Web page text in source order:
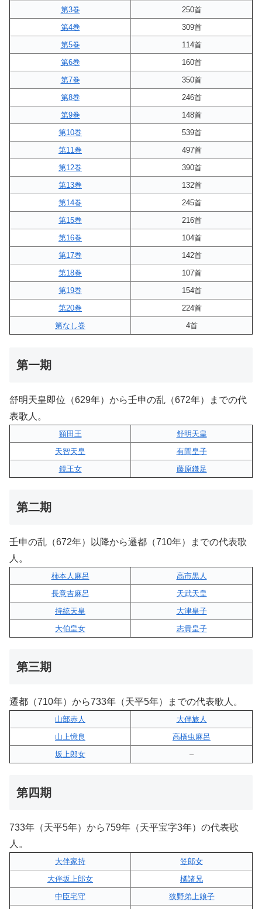
第3巻
250首
第4巻
309首
第5巻
114首
第6巻
160首
第7巻
350首
第8巻
246首
第9巻
148首
第10巻
539首
第11巻
497首
第12巻
390首
第13巻
132首
第14巻
245首
第15巻
216首
第16巻
104首
第17巻
142首
第18巻
107首
第19巻
154首
第20巻
224首
第なし巻
4首
第一期
舒明天皇即位（629年）から壬申の乱（672年）までの代
表歌人。
額田王
舒明天皇
天智天皇
有間皇子
鏡王女
藤原鎌足
第二期
壬申の乱（672年）以降から遷都（710年）までの代表歌
人。
柿本人麻呂
高市黒人
長意吉麻呂
天武天皇
持統天皇
大津皇子
大伯皇女
志貴皇子
第三期
遷都（710年）から733年（天平5年）までの代表歌人。
山部赤人
大伴旅人
山上憶良
高橋虫麻呂
坂上郎女
–
第四期
733年（天平5年）から759年（天平宝字3年）の代表歌
人。
大伴家持
笠郎女
大伴坂上郎女
橘諸兄
中臣宅守
狭野弟上娘子